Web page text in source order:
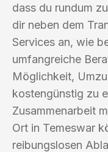
dass du rundum
dir neben dem
Services an, wie
umfangreiche
Möglichkeit,
kostengünstig zu
Zusammenarbeit
Ort in Temeswar
reibungslosen